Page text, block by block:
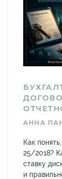
АННА
Как
25/2018?
ставку
и